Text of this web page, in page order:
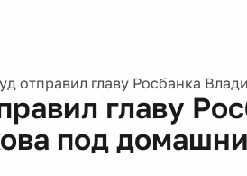
отправил главу Росбанка
главу
под